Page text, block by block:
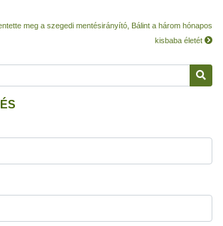
meg a szegedi mentésirányító, Bálint a három hónapos
kisbaba életét